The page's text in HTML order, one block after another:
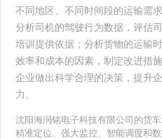
不同地区、不同时间段的运输需
分析司机的驾驶行为数据，评估
培训提供依据；分析货物的运输
效率和成本的因素，制定改进措
企业做出科学合理的决策，提升
力。
沈阳海润铭电子科技有限公司的货
精准定位、强大监控、智能调度和